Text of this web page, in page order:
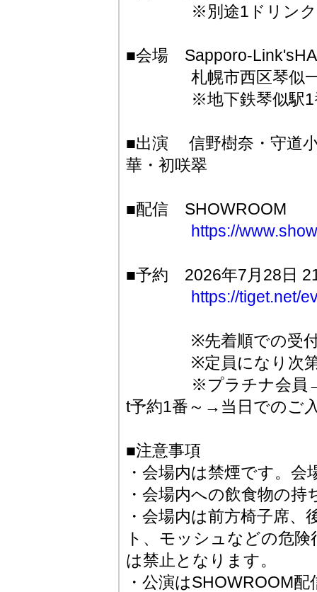
※別途1ドリンク
■会場 Sapporo-
札幌市西区琴似一
※地下鉄琴似駅1番
■出演 信野樹奈・守道
華・初咲翠
■配信 SHOWROOM
https://
■予約 2026年7月28日
https://tiget.net/
※先着順での受付
※定員になり次第受
※プラチナ会員→ゴ
t予約1番～→当日でのご
■注意事項
・会場内は禁煙です。
・会場内への飲食物の
・会場内は前方椅子席
ト、モッシュなどの危
は禁止となります。
・公演はSHOWROOM